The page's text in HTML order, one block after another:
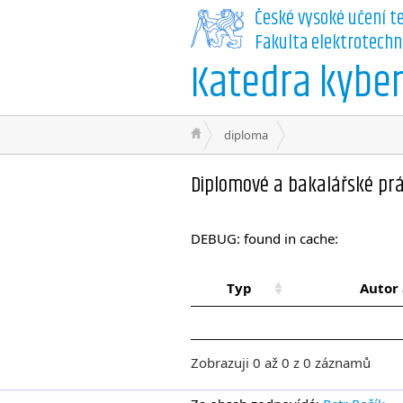
České vysoké učení
Fakulta
Katedra
diploma
Diplomové a bakalářské
DEBUG: found in cache:
Typ
Autor
Zobrazuji 0 až 0 z 0 záznamů